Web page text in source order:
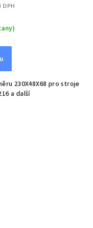
DPH
230X48X68 pro stroje
a další